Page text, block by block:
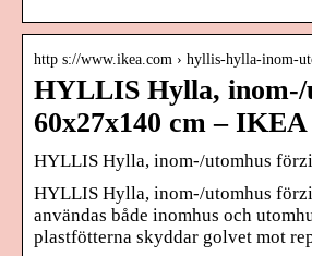
http s://www.ikea.com › hyllis-hylla-inom-
HYLLIS Hylla, inom-/
60x27x140 cm – IKEA
HYLLIS Hylla, inom-/utomhus
HYLLIS Hylla, inom-/utomhus
användas både inomhus och
plastfötterna skyddar golvet mot